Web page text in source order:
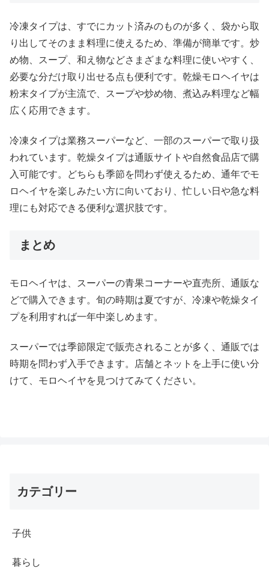
冷凍タイプは、すでにカット済みのものが多く、袋から取
り出してそのまま料理に使えるため、準備が簡単です。炒
め物、スープ、和え物などさまざまな料理に使いやすく、
必要な分だけ取り出せる点も便利です。乾燥モロヘイヤは
粉末タイプが主流で、スープや炒め物、煮込み料理など幅
広く応用できます。
冷凍タイプは業務スーパーなど、一部のスーパーで取り扱
われています。乾燥タイプは通販サイトや自然食品店で購
入可能です。どちらも季節を問わず使えるため、通年でモ
ロヘイヤを楽しみたい方に向いており、忙しい日や急な料
理にも対応できる便利な選択肢です。
まとめ
モロヘイヤは、スーパーの青果コーナーや直売所、通販な
どで購入できます。旬の時期は夏ですが、冷凍や乾燥タイ
プを利用すれば一年中楽しめます。
スーパーでは季節限定で販売されることが多く、通販では
時期を問わず入手できます。店舗とネットを上手に使い分
けて、モロヘイヤを見つけてみてください。
カテゴリー
子供
暮らし